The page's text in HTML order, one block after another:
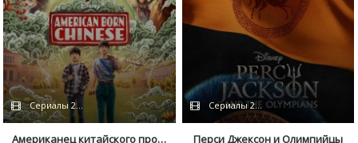
Сериалы 2022 / Coldfilm / Netflix
Американец китайского происхождения
Сериалы 2023 / Сериалы 2024 /
Перси Джексон и Олимпийцы